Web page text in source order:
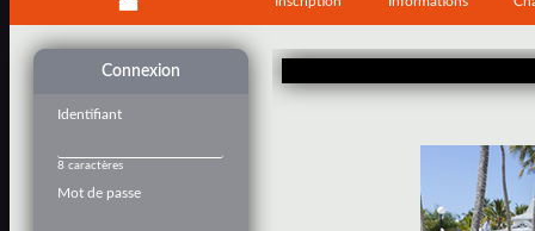
Connexion
Identifiant
8 caractères
Mot de passe